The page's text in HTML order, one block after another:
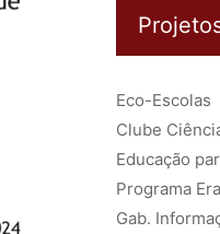
Eco-Escolas
Clube
Educação
Programa
Gab.